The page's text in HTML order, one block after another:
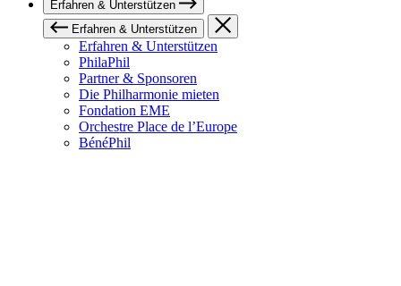
Erfahren & Unterstützen
Erfahren & Unterstützen
Erfahren & Unterstützen
PhilaPhil
Partner & Sponsoren
Die Philharmonie mieten
Fondation EME
Orchestre Place de l’Europe
BénéPhil